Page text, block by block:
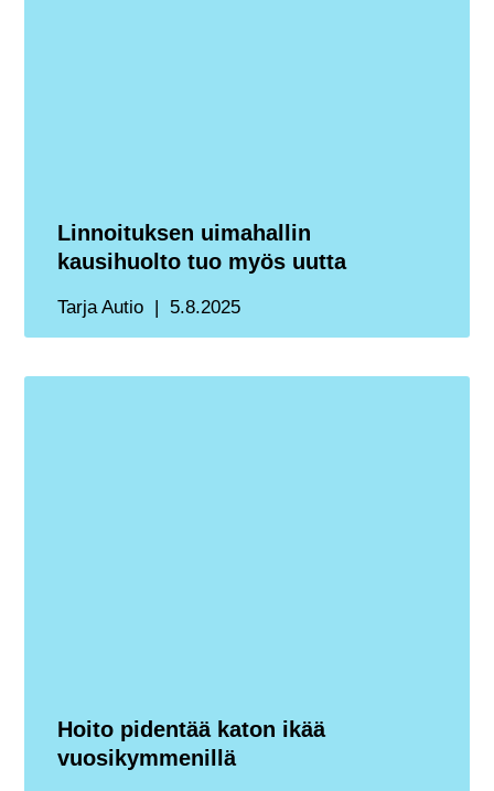
Linnoituksen uimahallin
kausihuolto tuo myös uutta
Tarja Autio 5.8.2025
Hoito pidentää katon ikää
vuosikymmenillä